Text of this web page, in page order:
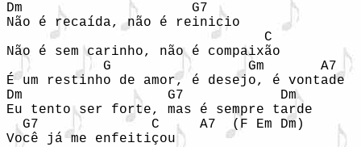
Dm                     G7
Não é recaída, não é reinicio
                                C
Não é sem carinho, não é compaixão
            G                 Gm       A7
É um restinho de amor, é desejo, é vontade
Dm                  G7            Dm
Eu tento ser forte, mas é sempre tarde
  G7              C     A7  (F Em Dm)
Você já me enfeitiçou